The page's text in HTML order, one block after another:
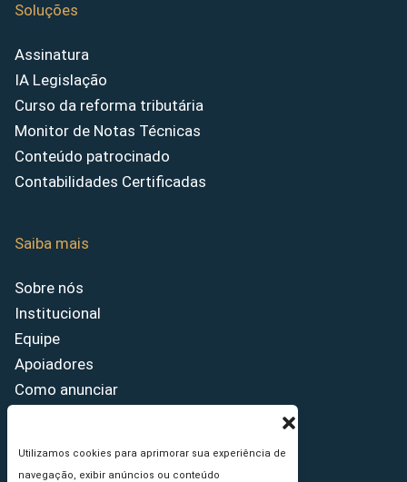
Utilizamos cookies para aprimorar sua experiência de
navegação, exibir anúncios ou conteúdo
Soluções
Assinatura
IA Legislação
Curso da reforma tributária
Monitor de Notas Técnicas
Conteúdo patrocinado
Contabilidades Certificadas
Saiba mais
Sobre nós
Institucional
Equipe
Apoiadores
Como anunciar